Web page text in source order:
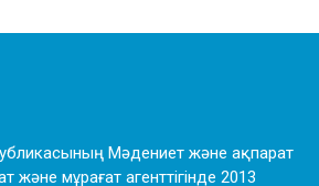
Мәдениет және ақпарат
және мұрағат агенттігінде 2013